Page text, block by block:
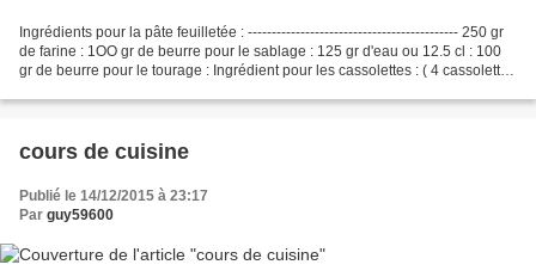
Ingrédients pour la pâte feuilletée : -------------------------------------------- 250 gr
de farine : 1OO gr de beurre pour le sablage : 125 gr d'eau ou 12.5 cl : 100
gr de beurre pour le tourage : Ingrédient pour les cassolettes : ( 4 cassolettes
cours de cuisine
Publié le 14/12/2015 à 23:17
Par guy59600